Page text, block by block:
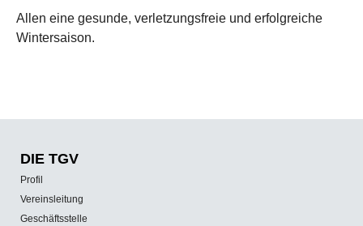
Allen eine gesunde, verletzungsfreie und erfolgreiche
Wintersaison.
DIE TGV
Profil
Vereinsleitung
Geschäftsstelle